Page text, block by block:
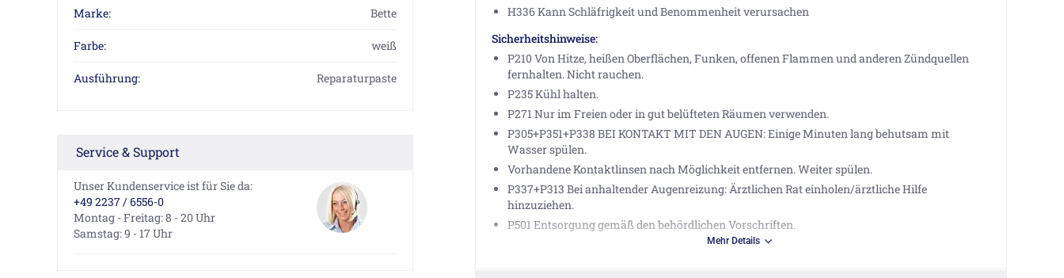
Marke: Bette
Farbe: weiß
Ausführung: Reparaturpaste
Service & Support
Unser Kundenservice ist für Sie da:
+49 2237 / 6556-0
Montag - Freitag: 8 - 20 Uhr
Samstag: 9 - 17 Uhr
H336 Kann Schläfrigkeit und Benommenheit verursachen
Sicherheitshinweise:
P210 Von Hitze, heißen Oberflächen, Funken, offenen Flammen und anderen Zündquellen
fernhalten. Nicht rauchen.
P235 Kühl halten.
P271 Nur im Freien oder in gut belüfteten Räumen verwenden.
P305+P351+P338 BEI KONTAKT MIT DEN AUGEN: Einige Minuten lang behutsam mit
Wasser spülen.
Vorhandene Kontaktlinsen nach Möglichkeit entfernen. Weiter spülen.
P337+P313 Bei anhaltender Augenreizung: Ärztlichen Rat einholen/ärztliche Hilfe
hinzuziehen.
P501 Entsorgung gemäß den behördlichen Vorschriften.
Mehr Details